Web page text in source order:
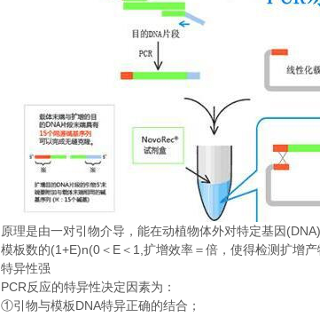
原理是由一对引物介导，能在动植物体外对特定基因 (DNA)
模板数的(1+E)n(0 ＜ E ＜ 1, 扩增效率＝倍，使得检测扩增产
特异性强
PCR反应的特异性决定因素为：
①引物与模板 DNA特异正确的结合；